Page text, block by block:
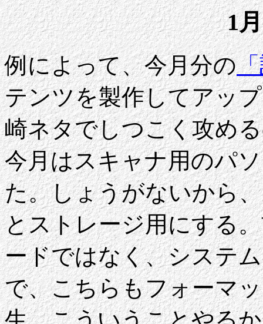
1
例によって、今月分の
テンツを製作してアッ
崎ネタでしつこく攻め
今月はスキャナ用のパ
た。しょうがないから
とストレージ用にする
ードではなく、システ
で、こちらもフォーマ